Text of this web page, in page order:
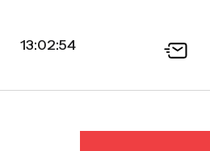
13:02:55